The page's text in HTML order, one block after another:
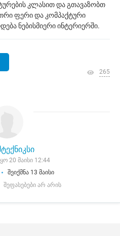
კლასით და გთავაზობთ
ფერი და კომპაქტური
ნებისმიერი ინტერიერში.
265
20 მაისი 12:44
შეიქმნა 13 მაისი
შეფასებები არ არის